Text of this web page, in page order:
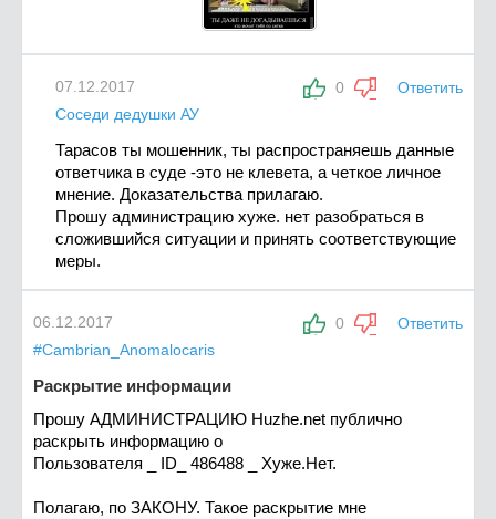
0 Ответить
07.12.2017
Соседи дедушки АУ
Тарасов ты мошенник, ты распространяешь данные
ответчика в суде -это не клевета, а четкое личное
мнение. Доказательства прилагаю.
Прошу администрацию хуже. нет разобраться в
сложившийся ситуации и принять соответствующие
меры.
0 Ответить
06.12.2017
#Cambrian_Anomalocaris
Раскрытие информации
Прошу АДМИНИСТРАЦИЮ Huzhe.net публично
раскрыть информацию о
Пользователя _ ID_ 486488 _ Хуже.Нет.
Полагаю, по ЗАКОНУ. Такое раскрытие мне